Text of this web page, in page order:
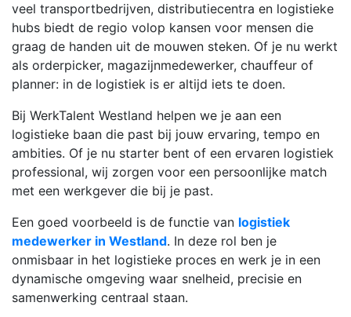
veel transportbedrijven, distributiecentra en logistieke
hubs biedt de regio volop kansen voor mensen die
graag de handen uit de mouwen steken. Of je nu werkt
als orderpicker, magazijnmedewerker, chauffeur of
planner: in de logistiek is er altijd iets te doen.
Bij WerkTalent Westland helpen we je aan een
logistieke baan die past bij jouw ervaring, tempo en
ambities. Of je nu starter bent of een ervaren logistiek
professional, wij zorgen voor een persoonlijke match
met een werkgever die bij je past.
Een goed voorbeeld is de functie van logistiek
medewerker in Westland. In deze rol ben je
onmisbaar in het logistieke proces en werk je in een
dynamische omgeving waar snelheid, precisie en
samenwerking centraal staan.